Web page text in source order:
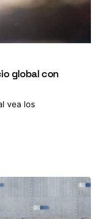
global con
vea los